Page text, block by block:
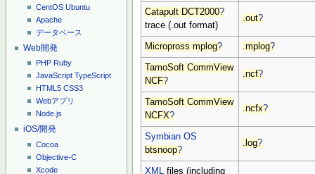
CentOS Ubuntu
Apache
データベース
Web開発
PHP Ruby
JavaScript TypeScript
HTML5 CSS3
Webアプリ
Node.js
iOS/開発
Cocoa
Objective-C
Xcode
Catapult DCT2000?
trace (.out format)
.out?
Micropross mplog? .mplog?
TamoSoft CommView
NCF?
.ncf?
TamoSoft CommView
NCFX?
.ncfx?
Symbian OS
btsnoop?
.log?
XML files (including